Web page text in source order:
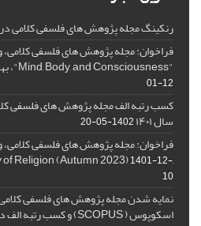
رنکینگ مجله پژوهش های فلسفی کلامی در SJR
فراخوان: مجله پژوهش های فلسفی کلامی،
"Mind, Body, and Consciousness"، بهار ۱۴۰۳، Spring 2024
01-12
کسب رتبه الف مجله پژوهش های فلسفی
سال ۱۴۰۱ 1402-05-20
فراخوان: مجله پژوهش های فلسفی کلامی،
,Comparative Philosophy of Religion (Autumn 2023)
1401-12-
10
نمایه شدن مجله پژوهش های فلسفی کلامی